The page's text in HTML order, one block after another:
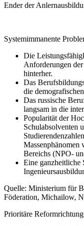
Ender der
Systemimmanente
Die
Anforderungen
hinterher.
Das
die
Das russische
langsam in die
Popularität der
Schulabsolventen
Massenphänomen
Bereichs (NPO-
Eine ganzheitliche
Quelle: Ministerium für
Föderation, Michailow,
Prioritäre